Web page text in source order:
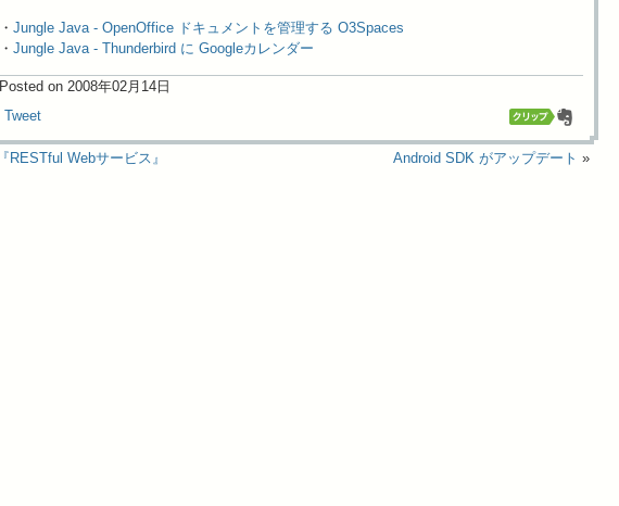
・ Jungle Java - OpenOffice ドキュメントを管理する O3Spaces
・ Jungle Java - Thunderbird に Googleカレンダー
Posted on 2008年02月14日
Tweet
『RESTful Webサービス』 Android SDK がアップデート »